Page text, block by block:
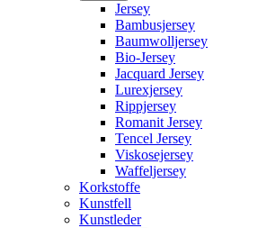
Jersey
Bambusjersey
Baumwolljersey
Bio-Jersey
Jacquard Jersey
Lurexjersey
Rippjersey
Romanit Jersey
Tencel Jersey
Viskosejersey
Waffeljersey
Korkstoffe
Kunstfell
Kunstleder